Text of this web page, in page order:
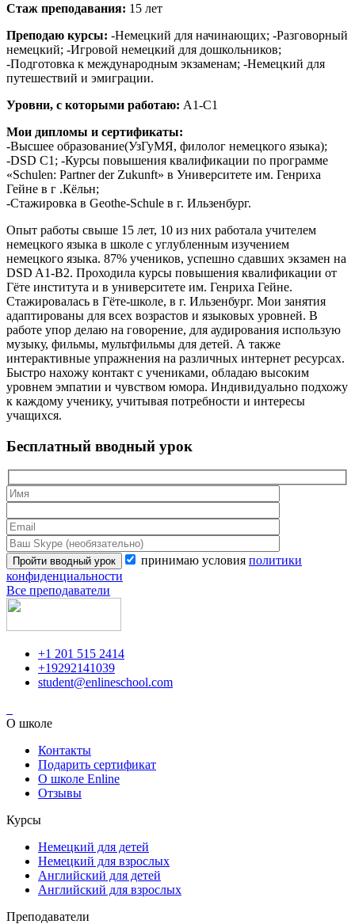
Стаж преподавания: 15 лет
Преподаю курсы: -Немецкий для начинающих; -Разговорный
немецкий; -Игровой немецкий для дошкольников;
-Подготовка к международным экзаменам; -Немецкий для
путешествий и эмиграции.
Уровни, с которыми работаю: A1-C1
Мои дипломы и сертификаты:
-Высшее образование(УзГуМЯ, филолог немецкого языка);
-DSD C1; -Курсы повышения квалификации по программе
«Schulen: Partner der Zukunft» в Университете им. Генриха
Гейне в г .Кёльн;
-Стажировка в Geothe-Schule в г. Ильзенбург.
Опыт работы свыше 15 лет, 10 из них работала учителем
немецкого языка в школе с углубленным изучением
немецкого языка. 87% учеников, успешно сдавших экзамен на
DSD A1-B2. Проходила курсы повышения квалификации от
Гёте института и в университете им. Генриха Гейне.
Стажировалась в Гёте-школе, в г. Ильзенбург. Мои занятия
адаптированы для всех возрастов и языковых уровней. В
работе упор делаю на говорение, для аудирования использую
музыку, фильмы, мультфильмы для детей. А также
интерактивные упражнения на различных интернет ресурсах.
Быстро нахожу контакт с учениками, обладаю высоким
уровнем эмпатии и чувством юмора. Индивидуально подхожу
к каждому ученику, учитывая потребности и интересы
учащихся.
Бесплатный вводный урок
принимаю условия политики
конфиденциальности
Все преподаватели
+1 201 515 2414
+19292141039
student@enlineschool.com
О школе
Контакты
Подарить сертификат
О школе Enline
Отзывы
Курсы
Немецкий для детей
Немецкий для взрослых
Английский для детей
Английский для взрослых
Преподаватели